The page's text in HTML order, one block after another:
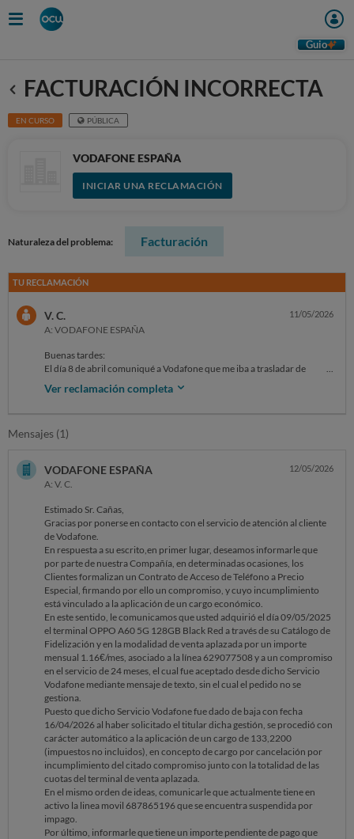
Guio
Anterior
FACTURACIÓN INCORRECTA
EN CURSO PÚBLICA
VODAFONE ESPAÑA
INICIAR UNA RECLAMACIÓN
Naturaleza del problema: Facturación
TU RECLAMACIÓN
V. C.
A: VODAFONE ESPAÑA
11/05/2026
Buenas tardes:
El día 8 de abril comuniqué a Vodafone que me iba a trasladar de
domicilio, para que hicieran el traspaso del servicio. Hasta el día 25 de
abril no lo completaron y estuve sin servicio (internet, tv, ...). El día 26
Como yo trabajo desde1 casa, no podía continuar así, por lo que
sin ningún resultado; no me quedó más remedio que solicitar la baja.
Ese mismo día en conversación telefónica con un responsable de
Vodafone, al menos eso me dijo esa persona, me informó que al
tratarse de un problema creado por ellos, no me iban a cobrar la
penalización por permanencia.
Hace unos días recibí una factura que incluía la citada penalización y di
orden al banco para devolverla.
Además en las de marzo y abril me han facturado todo el período, a
pesar de haber estado más de 20 días sin servicio.
Agradeceré regularicen la facturación para dejar solucionada la
incidencia.
Ver reclamación completa
Mensajes (1)
VODAFONE ESPAÑA
A: V. C.
12/05/2026
Estimado Sr. Cañas,
Gracias por ponerse en contacto con el servicio de atención al cliente
de Vodafone.
En respuesta a su escrito,en primer lugar, deseamos informarle que
por parte de nuestra Compañía, en determinadas ocasiones, los
Clientes formalizan un Contrato de Acceso de Teléfono a Precio
Especial, firmando por ello un compromiso, y cuyo incumplimiento
está vinculado a la aplicación de un cargo económico.
En este sentido, le comunicamos que usted adquirió el día 09/05/2025
el terminal OPPO A60 5G 128GB Black Red a través de su Catálogo de
Fidelización y en la modalidad de venta aplazada por un importe
mensual 1.16€/mes, asociado a la línea 629077508 y a un compromiso
en el servicio de 24 meses, el cual fue aceptado desde dicho Servicio
Vodafone mediante mensaje de texto, sin el cual el pedido no se
gestiona.
Puesto que dicho Servicio Vodafone fue dado de baja con fecha
16/04/2026 al haber solicitado el titular dicha gestión, se procedió con
carácter automático a la aplicación de un cargo de 133,2200
(impuestos no incluidos), en concepto de cargo por cancelación por
incumplimiento del citado compromiso junto con la totalidad de las
cuotas del terminal de venta aplazada.
En el mismo orden de ideas, comunicarle que actualmente tiene en
activo la linea movil 687865196 que se encuentra suspendida por
impago.
Por último, informarle que tiene un importe pendiente de pago que